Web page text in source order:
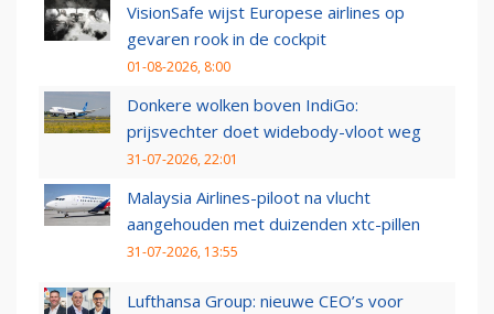
VisionSafe wijst Europese airlines op
gevaren rook in de cockpit
01-08-2026, 8:00
Donkere wolken boven IndiGo:
prijsvechter doet widebody-vloot weg
31-07-2026, 22:01
Malaysia Airlines-piloot na vlucht
aangehouden met duizenden xtc-pillen
31-07-2026, 13:55
Lufthansa Group: nieuwe CEO’s voor